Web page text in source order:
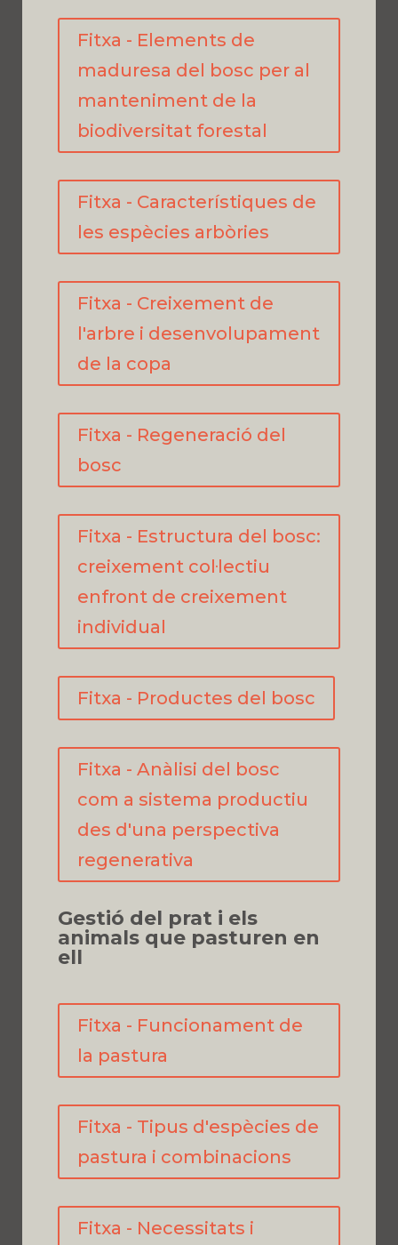
Fitxa - Elements de
maduresa del bosc per al
manteniment de la
biodiversitat forestal
Fitxa - Característiques de
les espècies arbòries
Fitxa - Creixement de
l'arbre i desenvolupament
de la copa
Fitxa - Regeneració del
bosc
Fitxa - Estructura del bosc:
creixement col·lectiu
enfront de creixement
individual
Fitxa - Productes del bosc
Fitxa - Anàlisi del bosc
com a sistema productiu
des d'una perspectiva
regenerativa
Gestió del prat i els
animals que pasturen en
ell
Fitxa - Funcionament de
la pastura
Fitxa - Tipus d'espècies de
pastura i combinacions
Fitxa - Necessitats i